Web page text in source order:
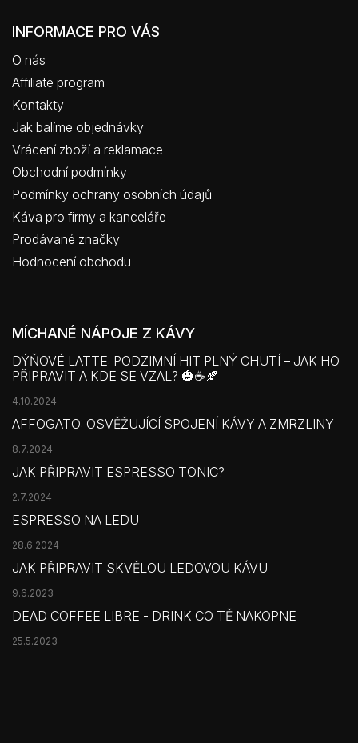
INFORMACE PRO VÁS
O nás
Affiliate program
Kontakty
Jak balíme objednávky
Vrácení zboží a reklamace
Obchodní podmínky
Podmínky ochrany osobních údajů
Káva pro firmy a kanceláře
Prodávané značky
Hodnocení obchodu
MÍCHANÉ NÁPOJE Z KÁVY
DÝŇOVÉ LATTE: PODZIMNÍ HIT PLNÝ CHUTÍ – JAK HO
PŘIPRAVIT A KDE SE VZAL? 🎃☕🍂
4.10.2024
AFFOGATO: OSVĚŽUJÍCÍ SPOJENÍ KÁVY A ZMRZLINY
8.7.2024
JAK PŘIPRAVIT ESPRESSO TONIC?
2.7.2024
ESPRESSO NA LEDU
28.6.2024
JAK PŘIPRAVIT SKVĚLOU LEDOVOU KÁVU
9.6.2023
DEAD COFFEE LIBRE - DRINK CO TĚ NAKOPNE
25.5.2023